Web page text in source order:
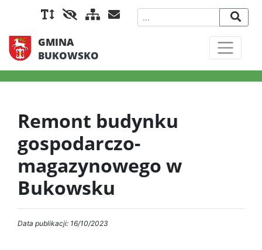
GMINA
BUKOWSKO
Remont budynku
gospodarczo-
magazynowego w
Bukowsku
Data publikacji: 16/10/2023